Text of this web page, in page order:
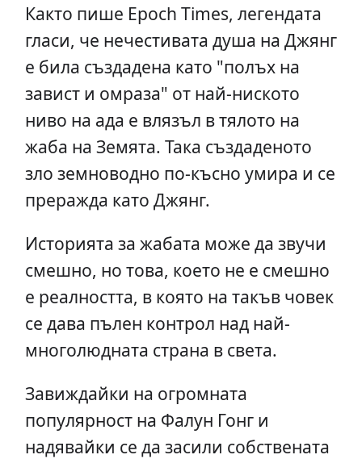
Както пише Epoch Times, легендата
гласи, че нечестивата душа на Джянг
е била създадена като "полъх на
завист и омраза" от най-ниското
ниво на ада е влязъл в тялото на
жаба на Земята. Така създаденото
зло земноводно по-късно умира и се
преражда като Джянг.
Историята за жабата може да звучи
смешно, но това, което не е смешно
е реалността, в която на такъв човек
се дава пълен контрол над най-
многолюдната страна в света.
Завиждайки на огромната
популярност на Фалун Гонг и
надявайки се да засили собствената